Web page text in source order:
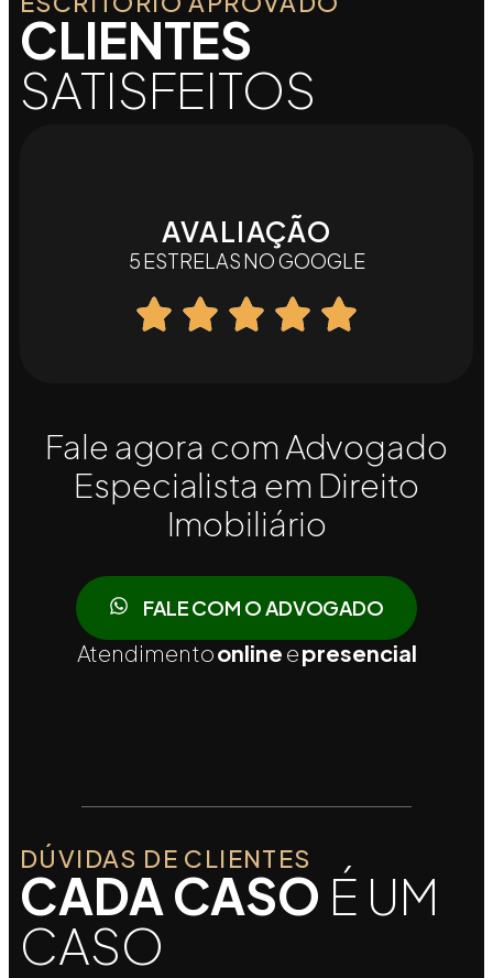
CLIENTES
SATISFEITOS
AVALIAÇÃO
5 ESTRELAS NO GOOGLE
Fale agora com Advogado
Especialista em Direito
Imobiliário
FALE COM O ADVOGADO
Atendimentoonline epresencial
DÚVIDAS DE CLIENTES
CADA CASO É UM
CASO